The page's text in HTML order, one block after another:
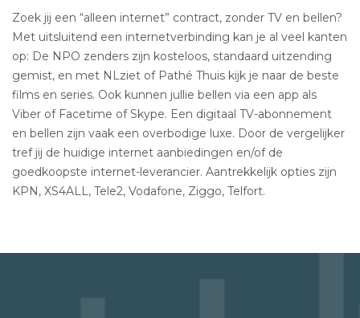
Zoek jij een “alleen internet” contract, zonder TV en bellen?
Met uitsluitend een internetverbinding kan je al veel kanten
op: De NPO zenders zijn kosteloos, standaard uitzending
gemist, en met NLziet of Pathé Thuis kijk je naar de beste
films en series. Ook kunnen jullie bellen via een app als
Viber of Facetime of Skype. Een digitaal TV-abonnement
en bellen zijn vaak een overbodige luxe. Door de vergelijker
tref jij de huidige internet aanbiedingen en/of de
goedkoopste internet-leverancier. Aantrekkelijk opties zijn
KPN, XS4ALL, Tele2, Vodafone, Ziggo, Telfort.